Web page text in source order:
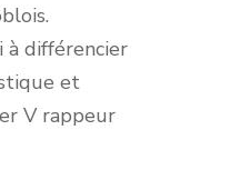
à différencier
et
V rappeur